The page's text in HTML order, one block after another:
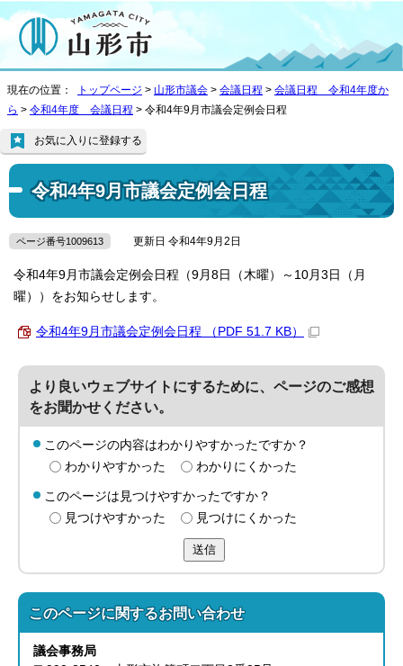
現在の位置： トップページ > 山形市議会 > 会議日程 > 会議日程 令和4年度か
ら > 令和4年度 会議日程 > 令和4年9月市議会定例会日程
令和4年9月市議会定例会日程
お気に入りに登録する
ページ番号1009613 更新日 令和4年9月2日
令和4年9月市議会定例会日程（9月8日（木曜）～10月3日（月
曜））をお知らせします。
令和4年9月市議会定例会日程 （PDF 51.7 KB）
より良いウェブサイトにするために、ページのご感想
をお聞かせください。
このページの内容はわかりやすかったですか？
わかりやすかった
わかりにくかった
このページは見つけやすかったですか？
見つけやすかった
見つけにくかった
送信
このページに関するお問い合わせ
議会事務局